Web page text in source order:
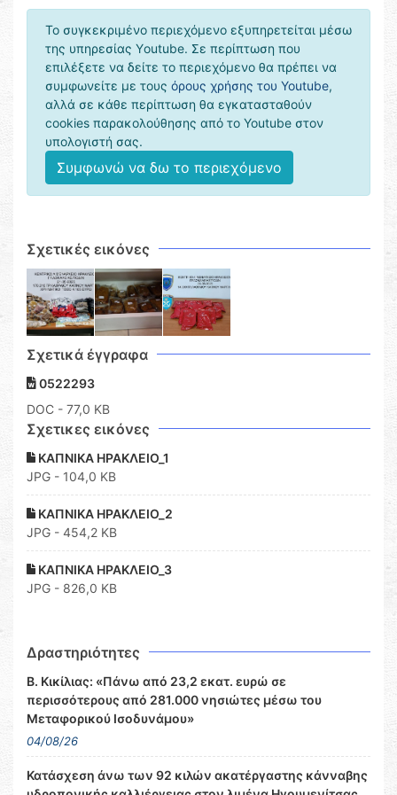
Το συγκεκριμένο περιεχόμενο εξυπηρετείται μέσω
της υπηρεσίας Υoutube. Σε περίπτωση που
επιλέξετε να δείτε το περιεχόμενο θα πρέπει να
συμφωνείτε με τους όρους χρήσης του Youtube,
αλλά σε κάθε περίπτωση θα εγκατασταθούν
cookies παρακολούθησης από το Youtube στον
υπολογιστή σας.
Συμφωνώ να δω το περιεχόμενο
Σχετικές εικόνες
Σχετικά έγγραφα
0522293
DOC - 77,0 KB
Σχετικες εικόνες
ΚΑΠΝΙΚΑ ΗΡΑΚΛΕΙΟ_1
JPG - 104,0 KB
ΚΑΠΝΙΚΑ ΗΡΑΚΛΕΙΟ_2
JPG - 454,2 KB
ΚΑΠΝΙΚΑ ΗΡΑΚΛΕΙΟ_3
JPG - 826,0 KB
Δραστηριότητες
Β. Κικίλιας: «Πάνω από 23,2 εκατ. ευρώ σε
περισσότερους από 281.000 νησιώτες μέσω του
Μεταφορικού Ισοδυνάμου»
04/08/26
Κατάσχεση άνω των 92 κιλών ακατέργαστης κάνναβης